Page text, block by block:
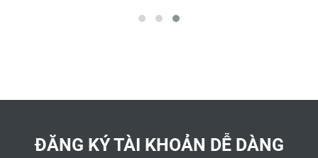
ĐĂNG KÝ TÀI KHOẢN DỄ DÀNG